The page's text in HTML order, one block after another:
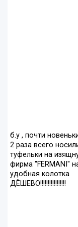
б.у , почти
2 раза всего
туфельки на
фирма "FERMANI"
удобная колотка
ДЁШЕВО!!!!!!!!!!!!!!!!!